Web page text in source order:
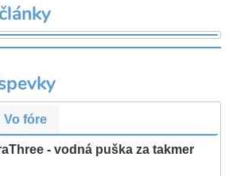
Vo fóre
- vodná puška za takmer